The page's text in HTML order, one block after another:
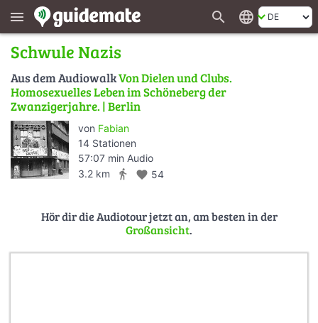
menu search language
Schwule Nazis
Aus dem AudiowalkVon Dielen und Clubs.
Homosexuelles Leben im Schöneberg der
Zwanzigerjahre. | Berlin
von Fabian
14 Stationen
57:07 min Audio
3.2 km
directions_walk favorite 54
Hör dir die Audiotour jetzt an, am besten in der
Großansicht.